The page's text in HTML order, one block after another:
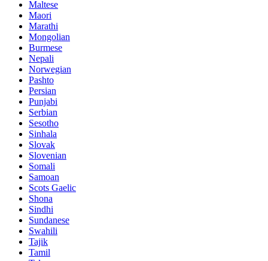
Maltese
Maori
Marathi
Mongolian
Burmese
Nepali
Norwegian
Pashto
Persian
Punjabi
Serbian
Sesotho
Sinhala
Slovak
Slovenian
Somali
Samoan
Scots Gaelic
Shona
Sindhi
Sundanese
Swahili
Tajik
Tamil